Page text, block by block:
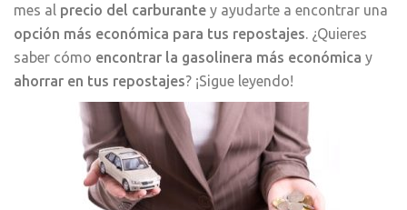
mes al precio del carburante y ayudarte a encontrar una
opción más económica para tus repostajes. ¿Quieres
saber cómo encontrar la gasolinera más económica y
ahorrar en tus repostajes? ¡Sigue leyendo!